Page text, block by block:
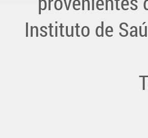
Instituto de